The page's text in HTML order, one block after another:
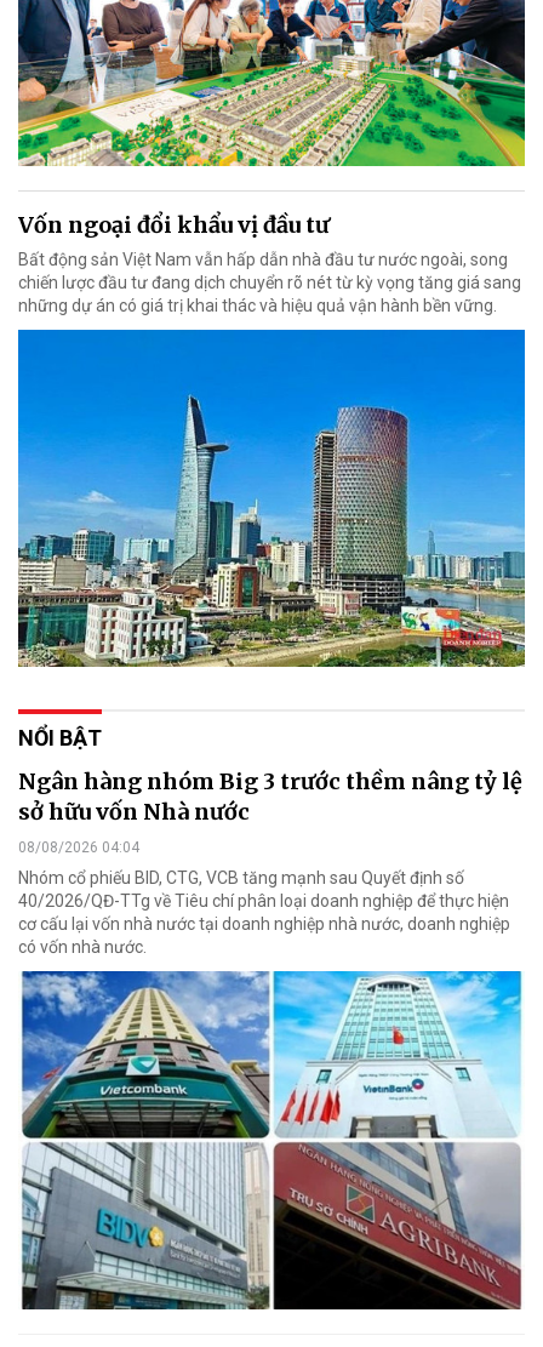
Vốn ngoại đổi khẩu vị đầu tư
Bất động sản Việt Nam vẫn hấp dẫn nhà đầu tư nước ngoài, song
chiến lược đầu tư đang dịch chuyển rõ nét từ kỳ vọng tăng giá sang
những dự án có giá trị khai thác và hiệu quả vận hành bền vững.
NỔI BẬT
Ngân hàng nhóm Big 3 trước thềm nâng tỷ lệ
sở hữu vốn Nhà nước
08/08/2026 04:04
Nhóm cổ phiếu BID, CTG, VCB tăng mạnh sau Quyết định số
40/2026/QĐ-TTg về Tiêu chí phân loại doanh nghiệp để thực hiện
cơ cấu lại vốn nhà nước tại doanh nghiệp nhà nước, doanh nghiệp
có vốn nhà nước.